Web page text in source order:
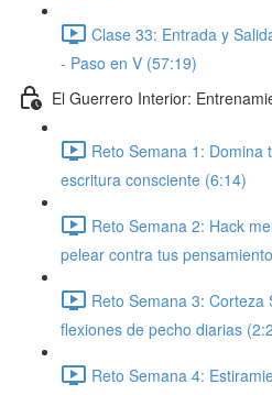
Clase 33: Entrada y
- Paso en V (57:19)
El Guerrero Interior:
Reto Semana 1:
escritura consciente (6:14)
Reto Semana 2: Hack
pelear contra tus
Reto Semana 3:
flexiones de pecho diarias
Reto Semana 4: